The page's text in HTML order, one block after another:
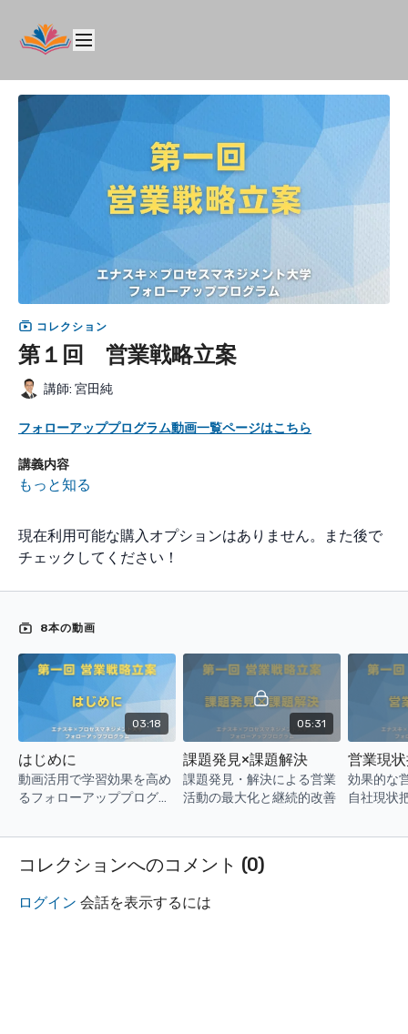
コレクション
第１回 営業戦略立案
講師: 宮田純
フォローアッププログラム動画一覧ページはこちら
講義内容
「何を」「誰に」「どのように差別化して」売るのかについ
営業マネージャーにとって必要不可欠なマーケティングの基
本的考え方の習得を目指します。
めの差別化の図り方を設計します。誰もが自信を持って営業
明確なターゲット顧客のイメージを具体的に持つことで、精
実現を目指します。
もっと知る
現在利用可能な購入オプションはありません。また後で
チェックしてください！
8本の動画
03:18
はじめに
動画活用で学習効果を高め
るフォローアッププログラ
05:31
課題発見×課題解決
課題発見・解決による営業
活動の最大化と継続的改善
営業現
効果的な
自社現状
コレクションへのコメント (0)
ログイン 会話を表示するには